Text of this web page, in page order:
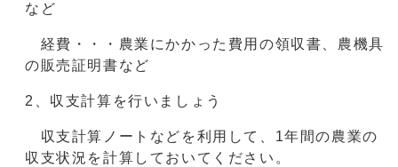
など
経費・・・農業にかかった費用の領収書、農機具
の販売証明書など
2、収支計算を行いましょう
収支計算ノートなどを利用して、1年間の農業の
収支状況を計算しておいてください。